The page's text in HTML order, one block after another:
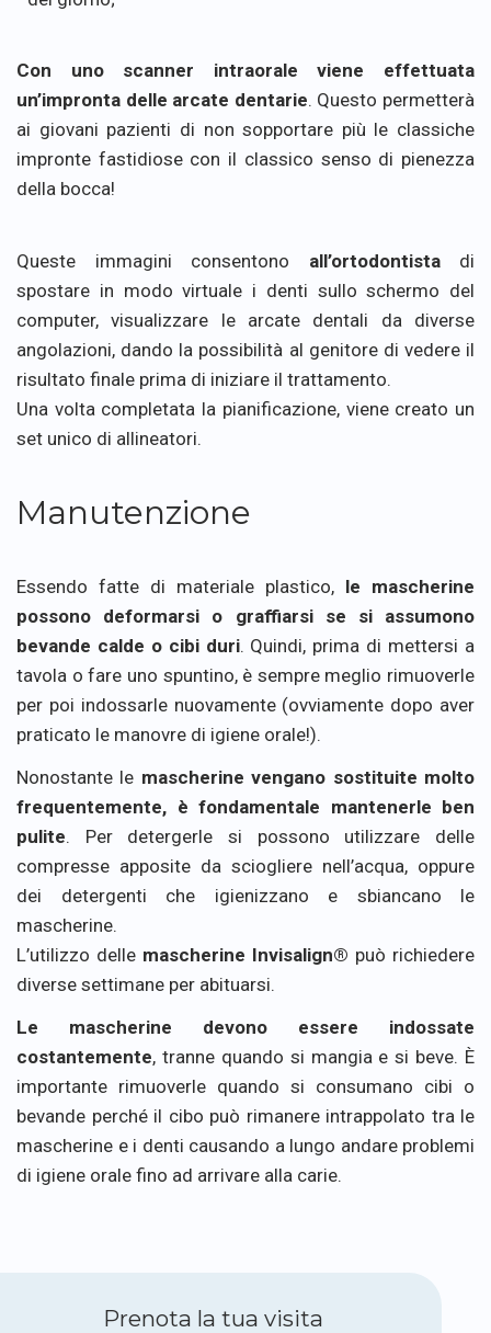
Con uno scanner intraorale viene effettuata
un’impronta delle arcate dentarie. Questo permetterà
ai giovani pazienti di non sopportare più le classiche
impronte fastidiose con il classico senso di pienezza
della bocca!
Queste immagini consentono all’ortodontistadi
spostare in modo virtuale i denti sullo schermo del
computer, visualizzare le arcate dentali da diverse
angolazioni, dando la possibilità al genitore di vedere il
risultato finale prima di iniziare il trattamento.
Una volta completata la pianificazione, viene creato un
set unico di allineatori.
Manutenzione
Essendo fatte di materiale plastico, le mascherine
possono deformarsi o graffiarsi se si assumono
bevande calde o cibi duri. Quindi, prima di mettersi a
tavola o fare uno spuntino, è sempre meglio rimuoverle
per poi indossarle nuovamente (ovviamente dopo aver
praticato le manovre di igiene orale!).
Nonostante le mascherine vengano sostituite molto
frequentemente, è fondamentale mantenerle ben
pulite. Per detergerle si possono utilizzare delle
compresse apposite da sciogliere nell’acqua, oppure
dei detergenti che igienizzano e sbiancano le
mascherine.
L’utilizzo delle mascherine Invisalign® può richiedere
diverse settimane per abituarsi.
Le mascherine devono essere indossate
costantemente, tranne quando si mangia e si beve. È
importante rimuoverle quando si consumano cibi o
bevande perché il cibo può rimanere intrappolato tra le
mascherine e i denti causando a lungo andare problemi
di igiene orale fino ad arrivare alla carie.
Prenota la tua visita